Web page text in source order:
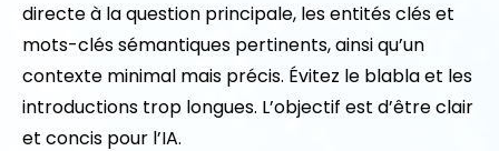
directe à la question principale, les entités clés et
mots-clés sémantiques pertinents, ainsi qu’un
contexte minimal mais précis. Évitez le blabla et les
introductions trop longues. L’objectif est d’être clair
et concis pour l’IA.